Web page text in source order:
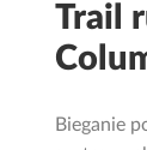
Trail
Bieganie